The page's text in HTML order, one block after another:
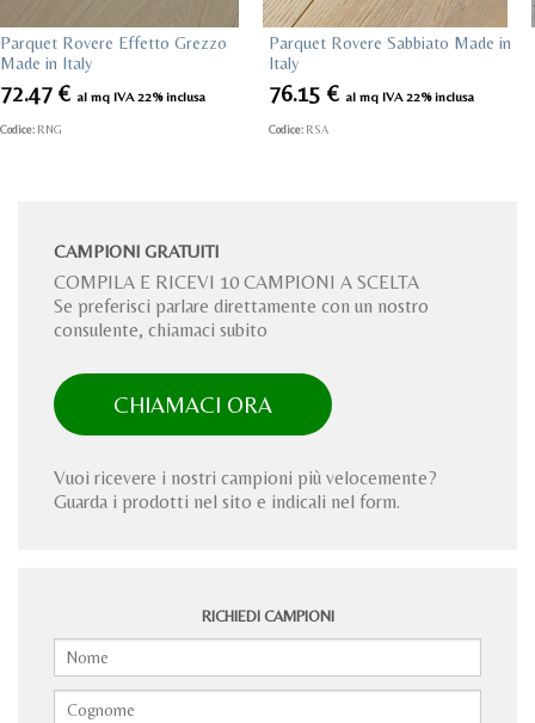
Parquet Rovere Effetto Grezzo
Made in Italy
72.47 € al mq IVA 22% inclusa
Codice: RNG
Parquet Rovere Sabbiato Made in
Italy
76.15 € al mq IVA 22% inclusa
Codice: RSA
CAMPIONI GRATUITI
COMPILA E RICEVI 10 CAMPIONI A SCELTA
Se preferisci parlare direttamente con un nostro
consulente, chiamaci subito
CHIAMACI ORA
Vuoi ricevere i nostri campioni più velocemente?
Guarda i prodotti nel sito e indicali nel form.
RICHIEDI CAMPIONI